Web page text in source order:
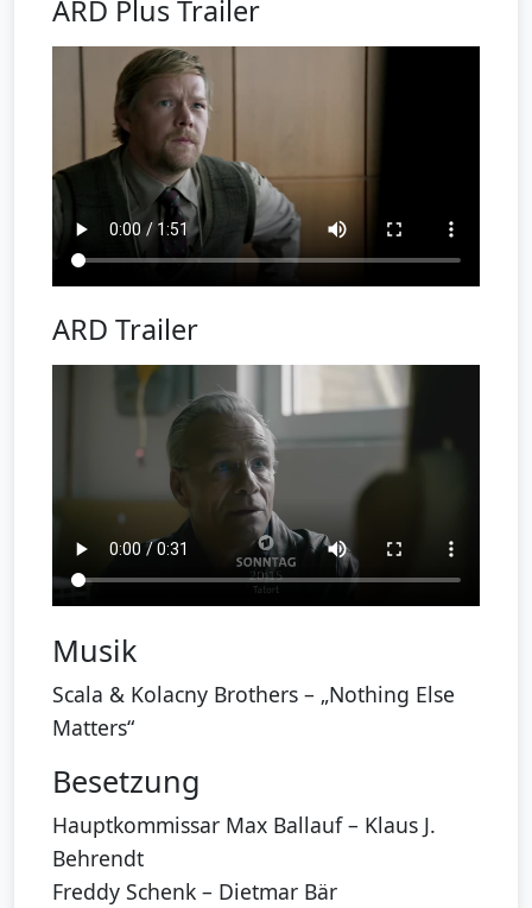
ARD Plus Trailer
ARD Trailer
Musik
Scala & Kolacny Brothers – „Nothing Else
Matters“
Besetzung
Hauptkommissar Max Ballauf – Klaus J.
Behrendt
Freddy Schenk – Dietmar Bär